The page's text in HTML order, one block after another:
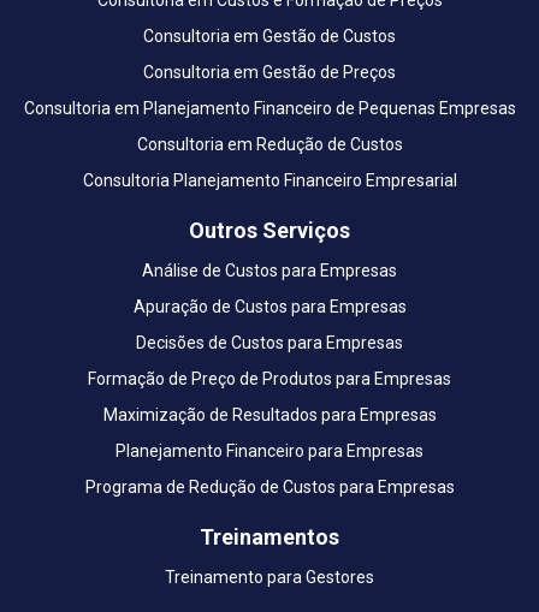
Consultoria em Gestão de Custos
Consultoria em Gestão de Preços
Consultoria em Planejamento Financeiro de Pequenas Empresas
Consultoria em Redução de Custos
Consultoria Planejamento Financeiro Empresarial
Outros Serviços
Análise de Custos para Empresas
Apuração de Custos para Empresas
Decisões de Custos para Empresas
Formação de Preço de Produtos para Empresas
Maximização de Resultados para Empresas
Planejamento Financeiro para Empresas
Programa de Redução de Custos para Empresas
Treinamentos
Treinamento para Gestores